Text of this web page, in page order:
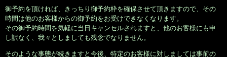
御予約を頂ければ、きっちり御予約枠を確保させて頂きますので、その
時間は他のお客様からの御予約をお受けできなくなります。
その御予約時間を気軽に当日キャンセルされますと、他のお客様にも申
し訳なく、我々としましても残念でなりません。
そのような事態が続きますと今後、特定のお客様に対しましては事前の